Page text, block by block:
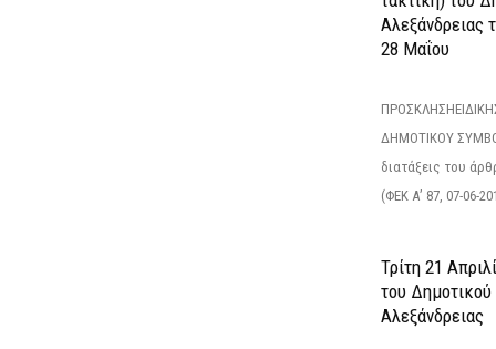
Αλεξάνδρειας
28 Μαΐου
ΔΗΜΟΤΙΚΟΥ
διατάξεις του
(ΦΕΚ Α’ 87, 07-06-
Τρίτη 21
του
Αλεξάνδρειας